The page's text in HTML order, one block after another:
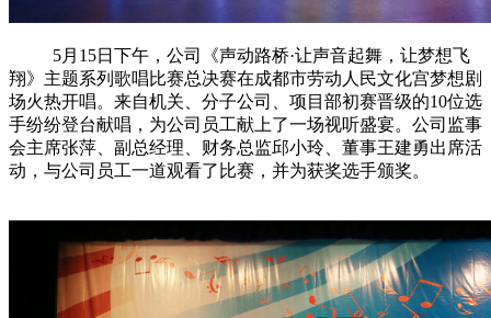
5月15日下午，公司《声动路桥·让声音起舞，让梦想飞
翔》主题系列歌唱比赛总决赛在成都市劳动人民文化宫梦想剧
场火热开唱。来自机关、分子公司、项目部初赛晋级的10位选
手纷纷登台献唱，为公司员工献上了一场视听盛宴。公司监事
会主席张萍、副总经理、财务总监邱小玲、董事王建勇出席活
动，与公司员工一道观看了比赛，并为获奖选手颁奖。